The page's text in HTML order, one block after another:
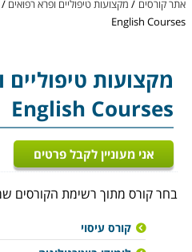
אתר קורסים / מקצועות טיפוליים ופרא רפואים /
English Courses
מקצועות טיפוליים
English Courses
אני מעוניין לקבל פרטים
בחר קורס מתוך רשימת הקורסים
קורס עיסוי